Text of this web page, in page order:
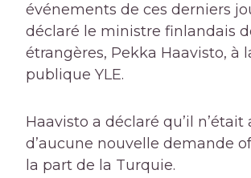
événements de ces derniers
déclaré le ministre finlandais
étrangères, Pekka Haavisto, à
publique YLE.
Haavisto a déclaré qu’il
d’aucune nouvelle demande
la part de la Turquie.